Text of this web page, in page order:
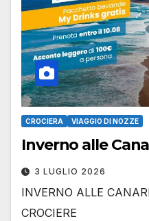
CROCIERA VIAGGIO DI NOZZE
Inverno alle
3 LUGLIO 2026
INVERNO ALLE
CROCIERE